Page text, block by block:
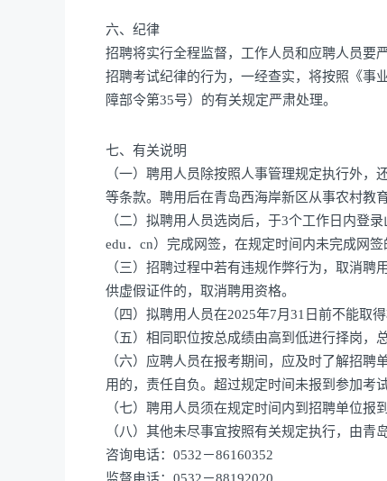
六、纪律
招聘将实行全程监督，工作人员和应聘人员要
招聘考试纪律的行为，一经查实，将按照《事
障部令第35号）的有关规定严肃处理。
七、有关说明
（一）聘用人员除按照人事管理规定执行外
等条款。聘用后在青岛西海岸新区从事农村教
（二）拟聘用人员选岗后，于3个工作日内登
edu．cn）完成网签，在规定时间内未完成网
（三）招聘过程中若有违规作弊行为，取消
供虚假证件的，取消聘用资格。
（四）拟聘用人员在2025年7月31日前不能取
（五）相同职位按总成绩由高到低进行择岗，
（六）应聘人员在报考期间，应及时了解招
用的，责任自负。超过规定时间未报到参加考
（七）聘用人员须在规定时间内到招聘单位报
（八）其他未尽事宜按照有关规定执行，由青
咨询电话：0532－86160352